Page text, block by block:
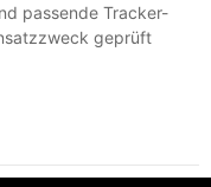
passende Tracker-
geprüft